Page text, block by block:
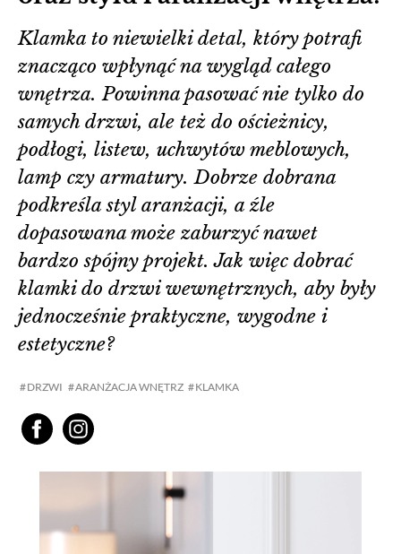
DRZWI ARANŻACJA WNĘTRZ KLAMKA
Klamka to niewielki detal, który potrafi
znacząco wpłynąć na wygląd całego
wnętrza. Powinna pasować nie tylko do
samych drzwi, ale też do ościeżnicy,
podłogi, listew, uchwytów meblowych,
lamp czy armatury. Dobrze dobrana
podkreśla styl aranżacji, a źle
dopasowana może zaburzyć nawet
bardzo spójny projekt. Jak więc dobrać
klamki do drzwi wewnętrznych, aby były
jednocześnie praktyczne, wygodne i
estetyczne?